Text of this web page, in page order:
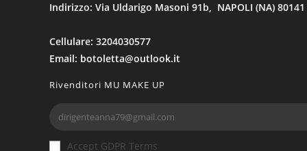
Indirizzo: Via Uldarigo Masoni 91b, NAPOLI (NA) 80141
Cellulare: 3204030577
Email: botoletta@outlook.it
Rivenditori MU MAKE UP
Accept GDPR Terms